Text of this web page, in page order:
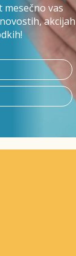
mesečno vas
akcijah